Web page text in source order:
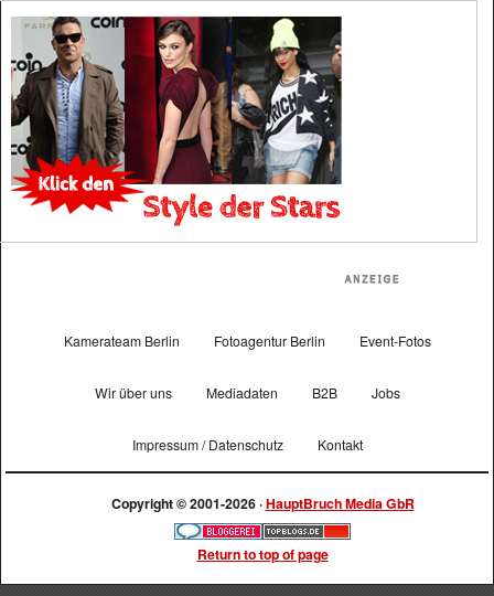
Kamerateam Berlin Fotoagentur Berlin Event-Fotos
Wir über uns Mediadaten B2B Jobs
Impressum / Datenschutz Kontakt
Copyright © 2001-2026 ·HauptBruch Media GbR
Return to top of page